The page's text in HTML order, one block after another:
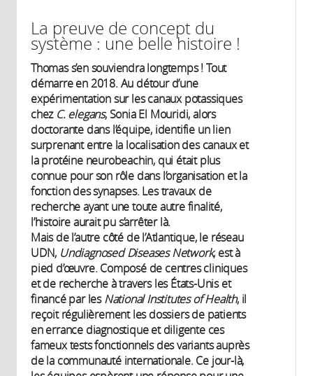
La preuve de concept du
système : une belle histoire !
Thomas s’en souviendra longtemps ! Tout
démarre en 2018. Au détour d’une
expérimentation sur les canaux potassiques
chez C. elegans, Sonia El Mouridi, alors
doctorante dans l’équipe, identifie un lien
surprenant entre la localisation des canaux et
la protéine neurobeachin, qui était plus
connue pour son rôle dans l’organisation et la
fonction des synapses. Les travaux de
recherche ayant une toute autre finalité,
l’histoire aurait pu s’arrêter là.
Mais de l’autre côté de l’Atlantique, le réseau
UDN, Undiagnosed Diseases Network, est à
pied d’œuvre. Composé de centres cliniques
et de recherche à travers les États-Unis et
financé par lesNational Institutes of Health, il
reçoit régulièrement les dossiers de patients
en errance diagnostique et diligente ces
fameux tests fonctionnels des variants auprès
de la communauté internationale. Ce jour-là,